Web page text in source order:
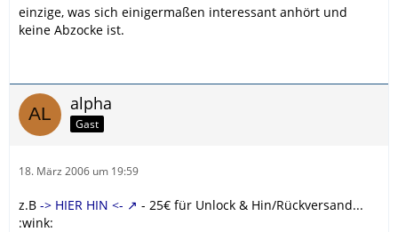
einzige, was sich einigermaßen interessant anhört und
keine Abzocke ist.
alpha
Gast
18. März 2006 um 19:59
z.B -> HIER HIN <-
- 25€ für Unlock & Hin/Rückversand...
:wink: